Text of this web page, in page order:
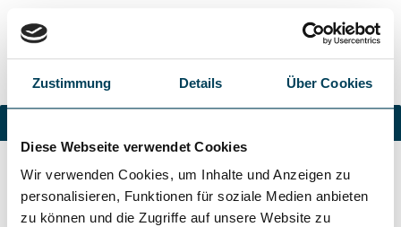
Zustimmung Details Über Cookies
Diese Webseite verwendet Cookies
Wir verwenden Cookies, um Inhalte und Anzeigen zu
personalisieren, Funktionen für soziale Medien anbieten
zu können und die Zugriffe auf unsere Website zu
Navigation
Ihr Warenkorb ist leer.